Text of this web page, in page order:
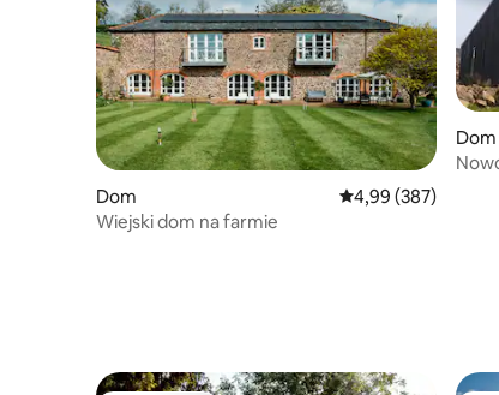
Dom Średnia ocena:
4,99 (387)
Wiejski dom na farmie
Dom